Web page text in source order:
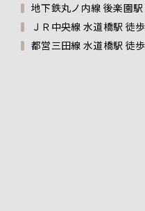
地下鉄丸ノ内線 後楽園
ＪＲ中央線 水道橋駅 徒
都営三田線 水道橋駅 徒